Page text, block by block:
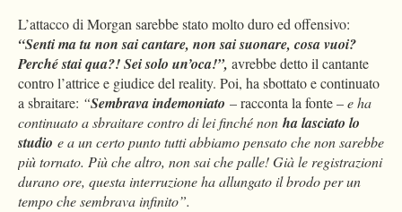
L’attacco di Morgan sarebbe stato molto duro ed offensivo:
“Senti ma tu non sai cantare, non sai suonare, cosa vuoi?
Perché stai qua?! Sei solo un’oca!”, avrebbe detto il cantante
contro l’attrice e giudice del reality. Poi, ha sbottato e continuato
a sbraitare: “Sembrava indemoniato – racconta la fonte –e ha
continuato a sbraitare contro di lei finché non ha lasciato lo
studio e a un certo punto tutti abbiamo pensato che non sarebbe
più tornato. Più che altro, non sai che palle! Già le registrazioni
durano ore, questa interruzione ha allungato il brodo per un
tempo che sembrava infinito”.